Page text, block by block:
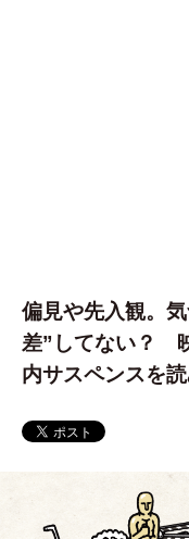
偏見や先入観。
差”してない？
内サスペンスを